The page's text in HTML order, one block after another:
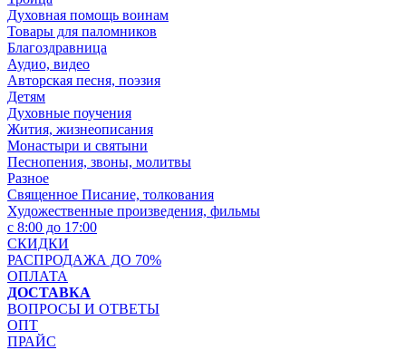
Духовная помощь воинам
Товары для паломников
Благоздравница
Аудио, видео
Авторская песня, поэзия
Детям
Духовные поучения
Жития, жизнеописания
Монастыри и святыни
Песнопения, звоны, молитвы
Разное
Священное Писание, толкования
Художественные произведения, фильмы
с 8:00 до 17:00
СКИДКИ
РАСПРОДАЖА ДО 70%
ОПЛАТА
ДОСТАВКА
ВОПРОСЫ И ОТВЕТЫ
ОПТ
ПРАЙС